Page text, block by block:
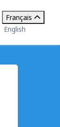
Français
English